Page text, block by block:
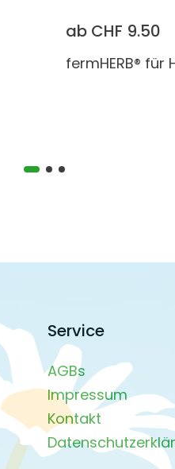
ab CHF 9.50
fermHERB® für
Service
AGBs
Impressum
Kontakt